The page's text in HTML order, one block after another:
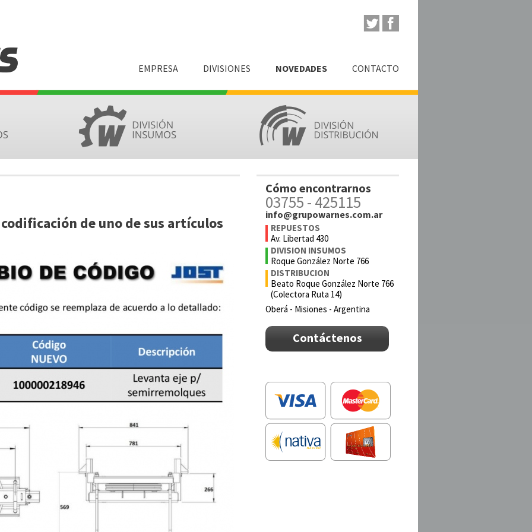
a
n
m
u
EMPRESA DIVISIONES NOVEDADES CONTACTO
de uno de sus artículos
Cómo encontrarnos
03755 - 425115
info@grupowarnes.com.ar
REPUESTOS
Av. Libertad 430
DIVISION INSUMOS
Roque González Norte 766
DISTRIBUCION
Beato Roque González Norte 766
(Colectora Ruta 14)
Oberá - Misiones - Argentina
Contáctenos